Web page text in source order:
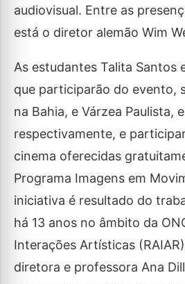
audiovisual. Entre as
está o diretor alemão Wim
As estudantes Talita Santos
que participarão do evento,
na Bahia, e Várzea Paulista,
respectivamente, e
cinema oferecidas
Programa Imagens em
iniciativa é resultado do
há 13 anos no âmbito da
Interações Artísticas
diretora e professora Ana